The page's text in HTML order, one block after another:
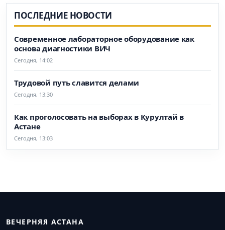
ПОСЛЕДНИЕ НОВОСТИ
Современное лабораторное оборудование как
основа диагностики ВИЧ
Сегодня, 14:02
Трудовой путь славится делами
Сегодня, 13:30
Как проголосовать на выборах в Курултай в
Астане
Сегодня, 13:03
ВЕЧЕРНЯЯ АСТАНА